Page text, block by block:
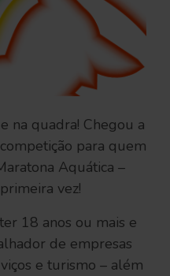
na quadra! Chegou a
para quem
Aquática –
vez!
18 anos ou mais e
de empresas
e turismo – além